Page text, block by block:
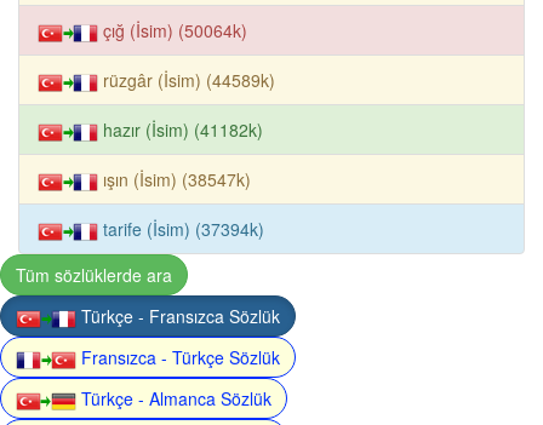
çığ (İsim) (50064k)
rüzgâr (İsim) (44589k)
hazır (İsim) (41182k)
ışın (İsim) (38547k)
tarife (İsim) (37394k)
Tüm sözlüklerde ara
Türkçe - Fransızca Sözlük
Fransızca - Türkçe Sözlük
Türkçe - Almanca Sözlük